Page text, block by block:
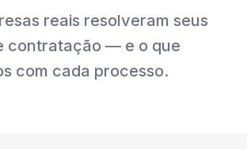
reais resolveram seus
contratação — e o que
com cada processo.